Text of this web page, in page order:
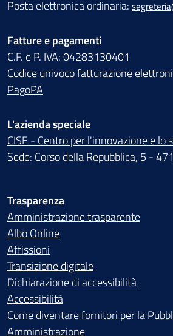
Posta elettronica ordinaria:
Fatture e pagamenti
C.F. e P. IVA: 04283130401
Codice univoco fatturazione
PagoPA
L'azienda speciale
CISE - Centro per l'innovazione e lo
Sede: Corso della Repubblica, 5 -
Trasparenza
Amministrazione trasparente
Albo Online
Affissioni
Transizione digitale
Dichiarazione di accessibilità
Accessibilità
Come diventare fornitori per la
Amministrazione